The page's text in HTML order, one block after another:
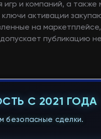
игр и компаний, а
активации
на
публикацию
С 2021 ГОДА
безопасные сделки.